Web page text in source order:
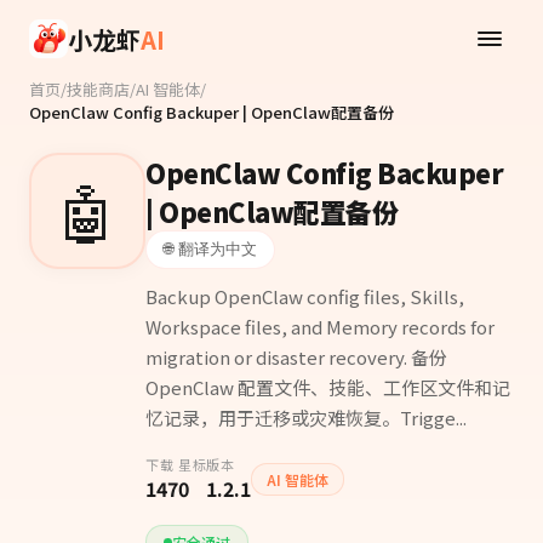
小龙虾AI
首页/技能商店/AI 智能体/
OpenClaw Config Backuper | OpenClaw配置备份
🤖
OpenClaw Config Backuper
| OpenClaw配置备份
🌐 翻译为中文
Backup OpenClaw config files, Skills,
Workspace files, and Memory records for
migration or disaster recovery. 备份
OpenClaw 配置文件、技能、工作区文件和记
忆记录，用于迁移或灾难恢复。Trigge...
下载
147
星标
0
版本
1.2.1 AI 智能体